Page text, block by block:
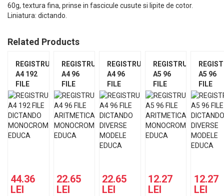
60g, textura fina, prinse in fascicule cusute si lipite de cotor.
Liniatura: dictando.
Related Products
REGISTRU
A4 192
FILE
DICTANDO
MONOCROM
EDUCA
44.36
LEI
REGISTRU
A4 96
FILE
ARITMETICA
MONOCROM
EDUCA
22.65
LEI
REGISTRU
A4 96
FILE
DICTANDO
DIVERSE
MODELE
EDUCA
22.65
LEI
REGISTRU
A5 96
FILE
ARITMETICA
MONOCROM
EDUCA
12.27
LEI
A5 96
FILE
EDUCA
12.27
LEI